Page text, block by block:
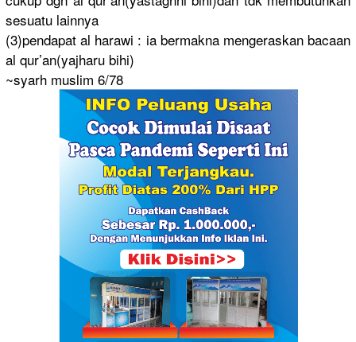
sesuatu lainnya
(3)pendapat al harawi : ia bermakna mengeraskan bacaan
al qur’an(yajharu bihi)
~syarh muslim 6/78